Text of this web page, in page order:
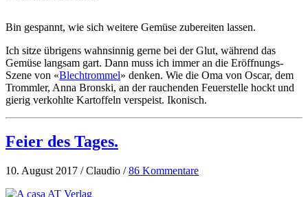
Bin gespannt, wie sich weitere Gemüse zubereiten lassen.
Ich sitze übrigens wahnsinnig gerne bei der Glut, während das
Gemüse langsam gart. Dann muss ich immer an die Eröffnungs-
Szene von «Blechtrommel» denken. Wie die Oma von Oscar, dem
Trommler, Anna Bronski, an der rauchenden Feuerstelle hockt und
gierig verkohlte Kartoffeln verspeist. Ikonisch.
Feier des Tages.
10. August 2017 / Claudio /86 Kommentare